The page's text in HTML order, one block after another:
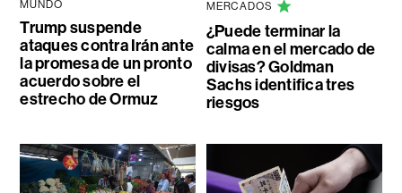
MUNDO
Trump suspende
ataques contra Irán ante
la promesa de un pronto
acuerdo sobre el
estrecho de Ormuz
MERCADOS
¿Puede terminar la
calma en el mercado de
divisas? Goldman
Sachs identifica tres
riesgos